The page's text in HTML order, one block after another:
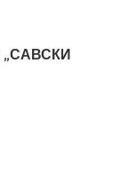
„САВСКИ